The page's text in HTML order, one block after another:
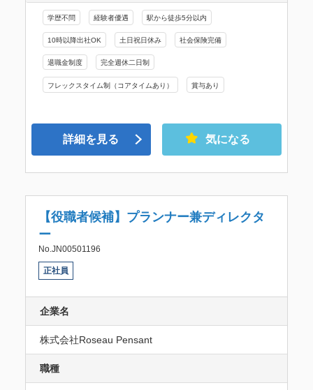
学歴不問 経験者優遇 駅から徒歩5分以内
10時以降出社OK 土日祝日休み 社会保険完備
退職金制度 完全週休二日制
フレックスタイム制（コアタイムあり） 賞与あり
詳細を見る 気になる
【役職者候補】プランナー兼ディレクタ
ー
No.JN00501196
正社員
企業名
株式会社Roseau Pensant
職種